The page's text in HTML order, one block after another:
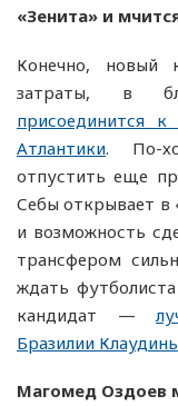
«Зенита» и
Конечно, новый
затраты, в
присоединится
Атлантики. По-
отпустить еще
Себы открывает в
и возможность
трансфером
ждать
кандидат —
Бразилии
Магомед Оздоев